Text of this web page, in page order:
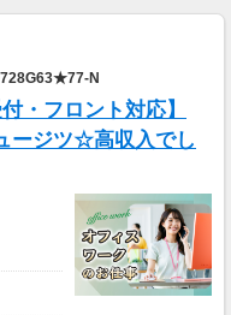
N
・フロント対応】
ージツ☆高収入でし